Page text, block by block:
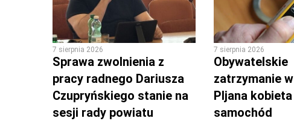
7 sierpnia 2026
Sprawa zwolnienia z
pracy radnego Dariusza
Czupryńskiego stanie na
sesji rady powiatu
7 sierpnia 2026
Obywatelskie
zatrzymanie
PIjana
samochód